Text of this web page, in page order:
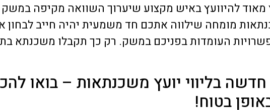
להיוועץ באיש מקצוע שיערוך השוואה מקיפה במשק
מומחה שילווה אתכם חד משמעית יהיה חייב לבחון
העומדות בפניכם במשק. רק כך תקבלו משכנתא
בליווי יועץ משכנתאות – בואו
בטוח!